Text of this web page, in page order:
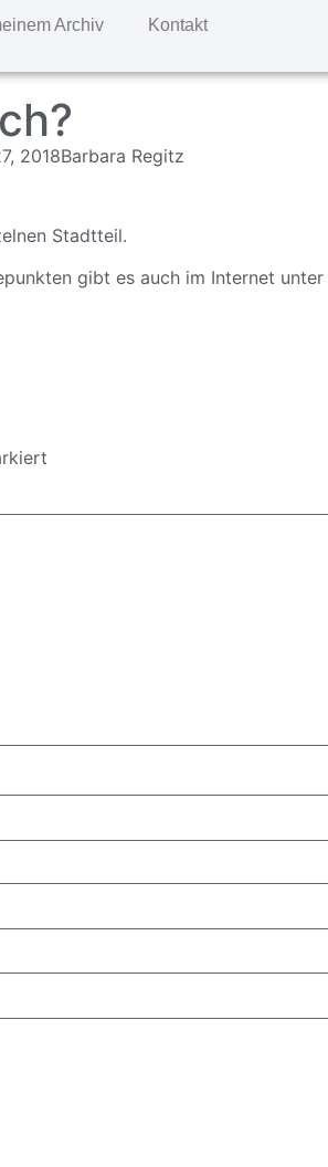
Archiv Kontakt
2018Barbara Regitz
Stadtteil.
gibt es auch im Internet unter